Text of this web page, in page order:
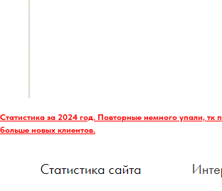
Статистика за 2024 год. Повторные немного упали, тк
больше новых клиентов.